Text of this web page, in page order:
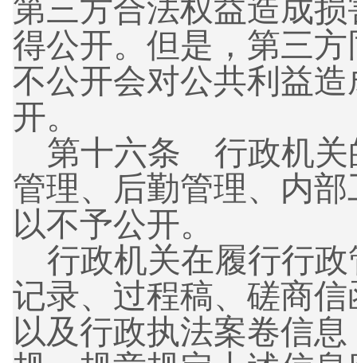
第三方合法权益造成
得公开。但是，第三
不公开会对公共利益
开。
第十六条 行政机
管理、后勤管理、内
以不予公开。
行政机关在履行行
记录、过程稿、磋商
以及行政执法案卷信